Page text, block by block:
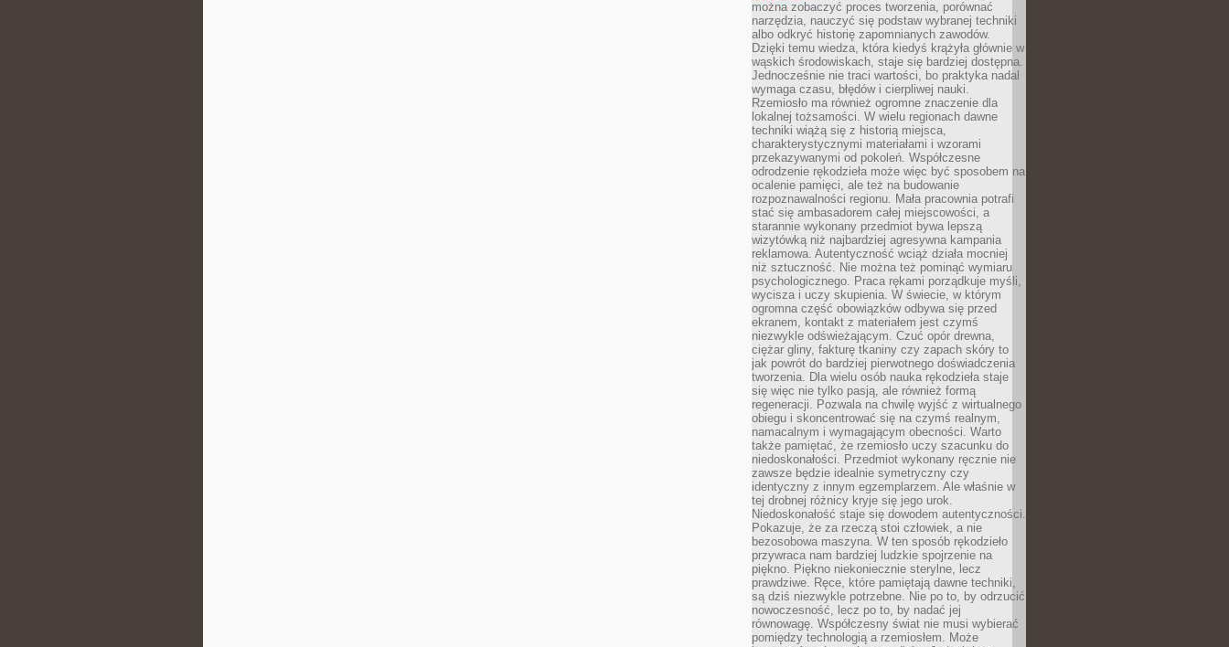
można zobaczyć proces tworzenia, porównać
narzędzia, nauczyć się podstaw wybranej techniki
albo odkryć historię zapomnianych zawodów.
Dzięki temu wiedza, która kiedyś krążyła głównie w
wąskich środowiskach, staje się bardziej dostępna.
Jednocześnie nie traci wartości, bo praktyka nadal
wymaga czasu, błędów i cierpliwej nauki.
Rzemiosło ma również ogromne znaczenie dla
lokalnej tożsamości. W wielu regionach dawne
techniki wiążą się z historią miejsca,
charakterystycznymi materiałami i wzorami
przekazywanymi od pokoleń. Współczesne
odrodzenie rękodzieła może więc być sposobem na
ocalenie pamięci, ale też na budowanie
rozpoznawalności regionu. Mała pracownia potrafi
stać się ambasadorem całej miejscowości, a
starannie wykonany przedmiot bywa lepszą
wizytówką niż najbardziej agresywna kampania
reklamowa. Autentyczność wciąż działa mocniej
niż sztuczność. Nie można też pominąć wymiaru
psychologicznego. Praca rękami porządkuje myśli,
wycisza i uczy skupienia. W świecie, w którym
ogromna część obowiązków odbywa się przed
ekranem, kontakt z materiałem jest czymś
niezwykle odświeżającym. Czuć opór drewna,
ciężar gliny, fakturę tkaniny czy zapach skóry to
jak powrót do bardziej pierwotnego doświadczenia
tworzenia. Dla wielu osób nauka rękodzieła staje
się więc nie tylko pasją, ale również formą
regeneracji. Pozwala na chwilę wyjść z wirtualnego
obiegu i skoncentrować się na czymś realnym,
namacalnym i wymagającym obecności. Warto
także pamiętać, że rzemiosło uczy szacunku do
niedoskonałości. Przedmiot wykonany ręcznie nie
zawsze będzie idealnie symetryczny czy
identyczny z innym egzemplarzem. Ale właśnie w
tej drobnej różnicy kryje się jego urok.
Niedoskonałość staje się dowodem autentyczności.
Pokazuje, że za rzeczą stoi człowiek, a nie
bezosobowa maszyna. W ten sposób rękodzieło
przywraca nam bardziej ludzkie spojrzenie na
piękno. Piękno niekoniecznie sterylne, lecz
prawdziwe. Ręce, które pamiętają dawne techniki,
są dziś niezwykle potrzebne. Nie po to, by odrzucić
nowoczesność, lecz po to, by nadać jej
równowagę. Współczesny świat nie musi wybierać
pomiędzy technologią a rzemiosłem. Może